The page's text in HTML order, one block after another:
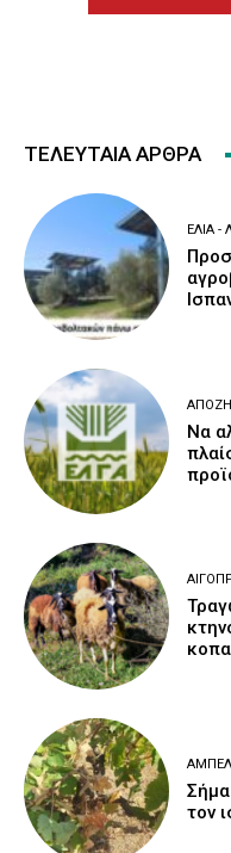
ΤΕΛΕΥΤΑΙΑ ΑΡΘΡΑ
ΕΛΙΆ -
Να
τον